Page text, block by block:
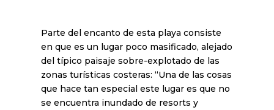
Parte del encanto de esta playa consiste
en que es un lugar poco masificado, alejado
del típico paisaje sobre-explotado de las
zonas turísticas costeras: “Una de las cosas
que hace tan especial este lugar es que no
se encuentra inundado de resorts y